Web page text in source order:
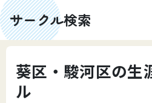
サークル検索
葵区・駿河区の生
ル